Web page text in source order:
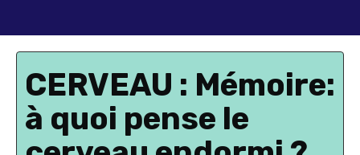
CERVEAU : Mémoire:
à quoi pense le